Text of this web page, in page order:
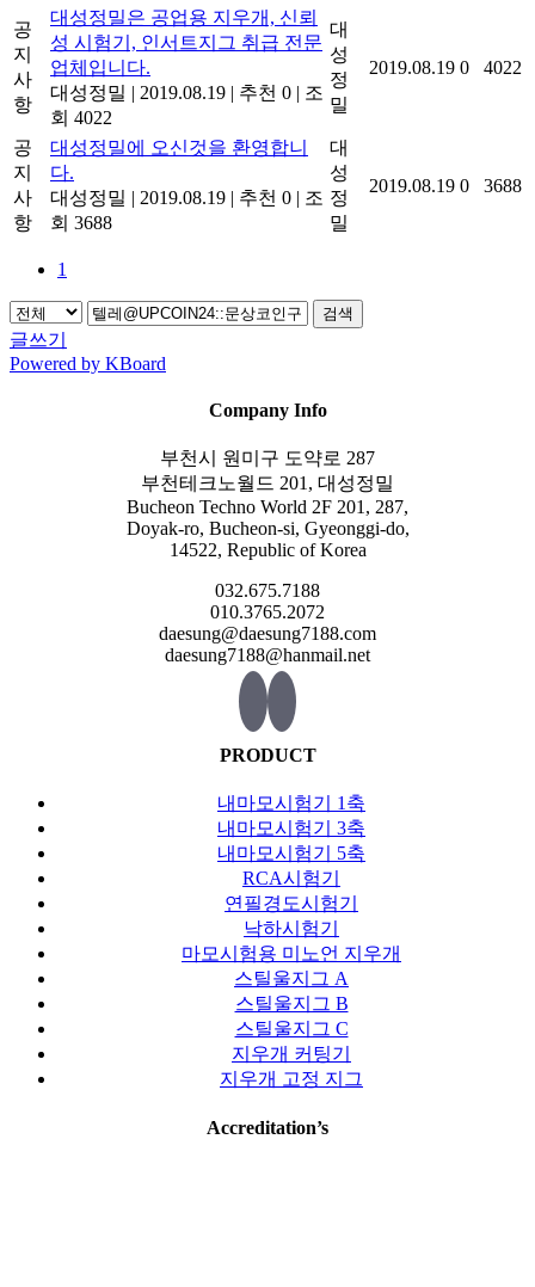
공
지
사
항
대성정밀은 공업용 지우개, 신뢰
성 시험기, 인서트지그 취급 전문
업체입니다.
대성정밀 | 2019.08.19 | 추천 0 | 조
회 4022
대
성
정
밀
2019.08.19 0 4022
공
지
사
항
대성정밀에 오신것을 환영합니
다.
대성정밀 | 2019.08.19 | 추천 0 | 조
회 3688
대
성
정
밀
2019.08.19 0 3688
1
검색
글쓰기
Powered by KBoard
Company Info
부천시 원미구 도약로 287
부천테크노월드 201, 대성정밀
Bucheon Techno World 2F 201, 287,
Doyak-ro, Bucheon-si, Gyeonggi-do,
14522, Republic of Korea
032.675.7188
010.3765.2072
daesung@daesung7188.com
daesung7188@hanmail.net
PRODUCT
내마모시험기 1축
내마모시험기 3축
내마모시험기 5축
RCA시험기
연필경도시험기
낙하시험기
마모시험용 미노언 지우개
스틸울지그 A
스틸울지그 B
스틸울지그 C
지우개 커팅기
지우개 고정 지그
Accreditation’s